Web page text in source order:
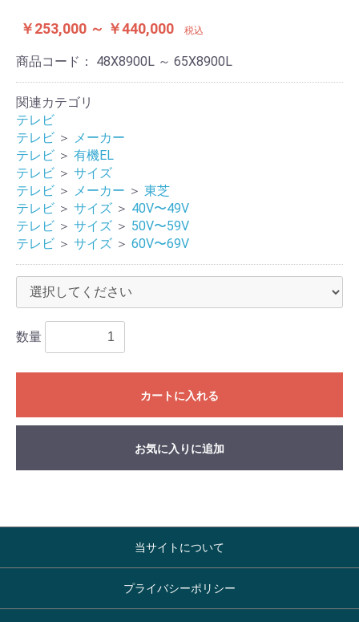
￥253,000 ～ ￥440,000 税込
商品コード： 48X8900L ～ 65X8900L
関連カテゴリ
テレビ
テレビ ＞ メーカー
テレビ ＞ 有機EL
テレビ ＞ サイズ
テレビ ＞ メーカー ＞ 東芝
テレビ ＞ サイズ ＞ 40V〜49V
テレビ ＞ サイズ ＞ 50V〜59V
テレビ ＞ サイズ ＞ 60V〜69V
数量
カートに入れる
お気に入りに追加
当サイトについて
プライバシーポリシー